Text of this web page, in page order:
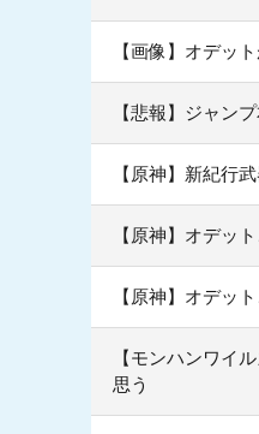
【画像】オデッ
【悲報】ジャン
【原神】新紀行
【原神】オデッ
【原神】オデッ
【モンハンワイ
思う